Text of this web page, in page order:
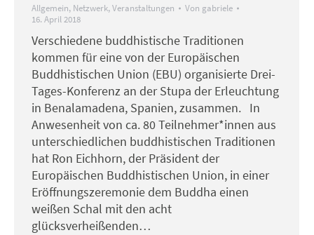
Allgemein, Netzwerk,Veranstaltungen Von gabriele
16. April 2018
Verschiedene buddhistische Traditionen
kommen für eine von der Europäischen
Buddhistischen Union (EBU) organisierte Drei-
Tages-Konferenz an der Stupa der Erleuchtung
in Benalamadena, Spanien, zusammen. In
Anwesenheit von ca. 80 Teilnehmer*innen aus
unterschiedlichen buddhistischen Traditionen
hat Ron Eichhorn, der Präsident der
Europäischen Buddhistischen Union, in einer
Eröffnungszeremonie dem Buddha einen
weißen Schal mit den acht
glücksverheißenden…